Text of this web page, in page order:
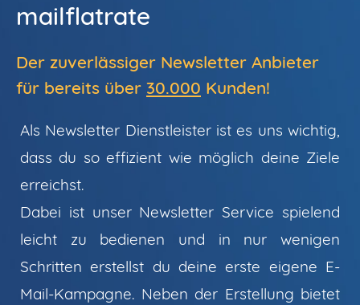
mailflatrate
Der zuverlässiger Newsletter Anbieter
für bereits über 30.000 Kunden!
Als Newsletter Dienstleister ist es uns wichtig,
dass du so effizient wie möglich deine Ziele
erreichst.
Dabei ist unser Newsletter Service spielend
leicht zu bedienen und in nur wenigen
Schritten erstellst du deine erste eigene E-
Mail-Kampagne. Neben der Erstellung bietet